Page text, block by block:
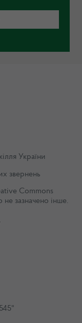
України
звернень
Commons
не зазначено інше.